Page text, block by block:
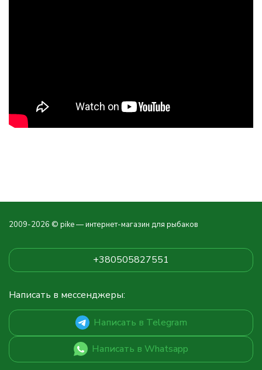
2009-2026 © pike — интернет-магазин для рыбаков
+380505827551
Написать в мессенджеры:
Написать в Telegram
Написать в Whatsapp